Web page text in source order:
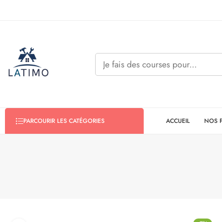
PARCOURIR LES CATÉGORIES ACCUEIL NOS